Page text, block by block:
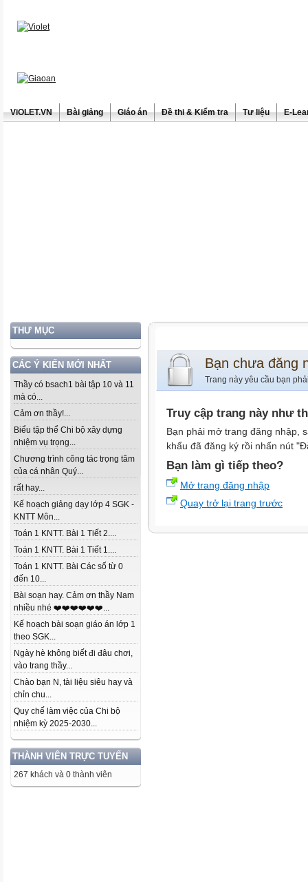
ViOLET.VN Bài giảng Giáo án Đề thi & Kiểm tra Tư liệu E-
THƯ MỤC
CÁC Ý KIẾN MỚI NHẤT
Thầy có bsach1 bài tập 10 và 11
mà có...
Cảm ơn thầy!...
Biểu tập thể Chi bộ xây dựng
nhiệm vụ trọng...
Chương trình công tác trọng tâm
của cá nhân Quý...
rất hay...
Kế hoạch giảng dạy lớp 4 SGK -
KNTT Môn...
Toán 1 KNTT. Bài 1 Tiết 2....
Toán 1 KNTT. Bài 1 Tiết 1....
Toán 1 KNTT. Bài Các số từ 0
đến 10...
Bài soạn hay. Cảm ơn thầy Nam
nhiều nhé ❤️❤️❤️❤️❤️❤️...
Kế hoạch bài soạn giáo án lớp 1
theo SGK...
Ngày hè không biết đi đâu chơi,
vào trang thầy...
Chào bạn N, tài liệu siêu hay và
chỉn chu...
Quy chế làm việc của Chi bộ
nhiệm kỳ 2025-2030...
THÀNH VIÊN TRỰC TUYẾN
267 khách và 0 thành viên
Bạn chưa đăng
Trang này yêu cầu bạn
Truy cập trang này như
Bạn phải mở trang đăng nhập,
khẩu đã đăng ký rồi nhấn nút
Bạn làm gì tiếp theo?
Mở trang đăng nhập
Quay trở lại trang trước